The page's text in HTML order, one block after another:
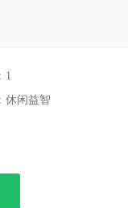
1
休闲益智